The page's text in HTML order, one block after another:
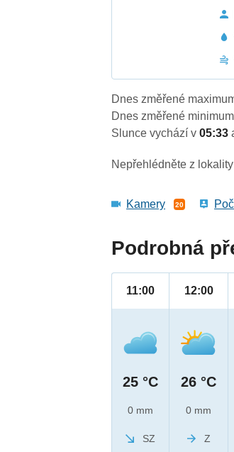
Dnes změřené
Dnes změřené minimum
Slunce vychází v05:33
Nepřehlédněte z
Kamery 20
Podrobná
11:00
25 °C
0 mm
SZ
12:00
26 °C
0 mm
Z